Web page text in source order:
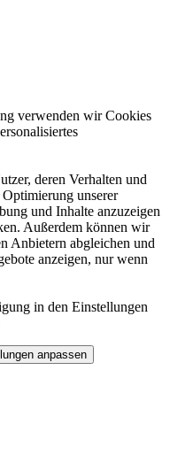
verwenden wir Cookies
deren Verhalten und
unserer
und Inhalte anzuzeigen
Außerdem können wir
Anbietern abgleichen und
anzeigen, nur wenn
in den Einstellungen
anpassen